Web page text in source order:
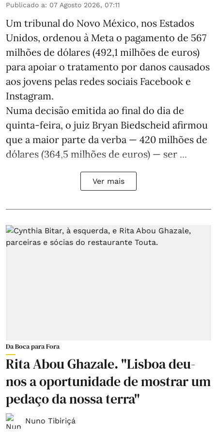
Publicado a: 07 Agosto 2026, 07:11
Um tribunal do Novo México, nos Estados
Unidos, ordenou à Meta o pagamento de 567
milhões de dólares (492,1 milhões de euros)
para apoiar o tratamento por danos causados
aos jovens pelas redes sociais Facebook e
Instagram.
Numa decisão emitida ao final do dia de
quinta-feira, o juiz Bryan Biedscheid afirmou
que a maior parte da verba — 420 milhões de
dólares (364,5 milhões de euros) — ser ...
Ver mais
Da Boca para Fora
Rita Abou Ghazale. "Lisboa deu-
nos a oportunidade de mostrar um
pedaço da nossa terra"
Nuno Tibiriçá